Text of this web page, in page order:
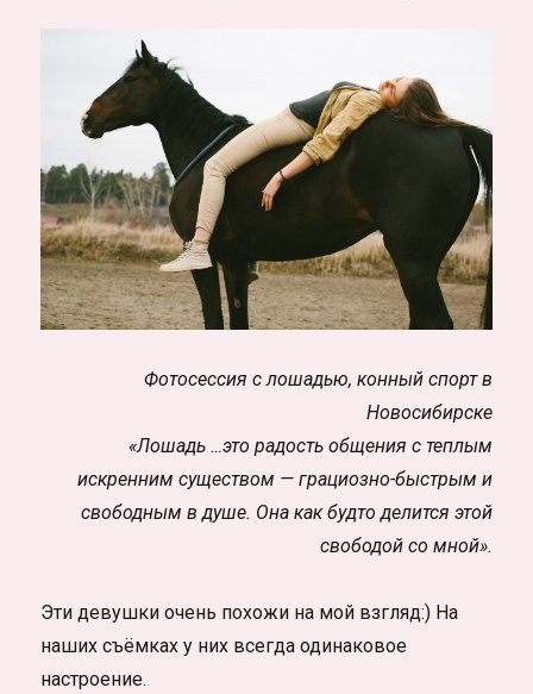
Фотосессия с лошадью, конный спорт в
Новосибирске
«Лошадь …это радость общения с теплым
искренним существом — грациозно-быстрым и
свободным в душе. Она как будто делится этой
свободой со мной».
Эти девушки очень похожи на мой взгляд:) На
наших съёмках у них всегда одинаковое
настроение.